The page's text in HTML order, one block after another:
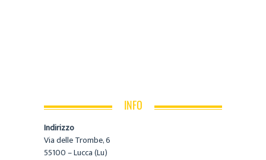
INFO
Indirizzo
Via delle Trombe, 6
55100 – Lucca (Lu)